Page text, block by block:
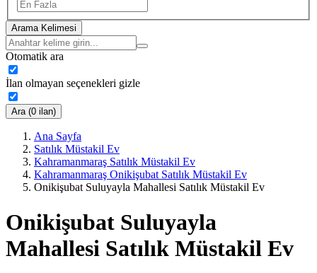
Arama Kelimesi
Otomatik ara
İlan olmayan seçenekleri gizle
Ara (0 ilan)
Ana Sayfa
Satılık Müstakil Ev
Kahramanmaraş Satılık Müstakil Ev
Kahramanmaraş Onikişubat Satılık Müstakil Ev
Onikişubat Suluyayla Mahallesi Satılık Müstakil Ev
Onikişubat Suluyayla
Mahallesi Satılık Müstakil Ev